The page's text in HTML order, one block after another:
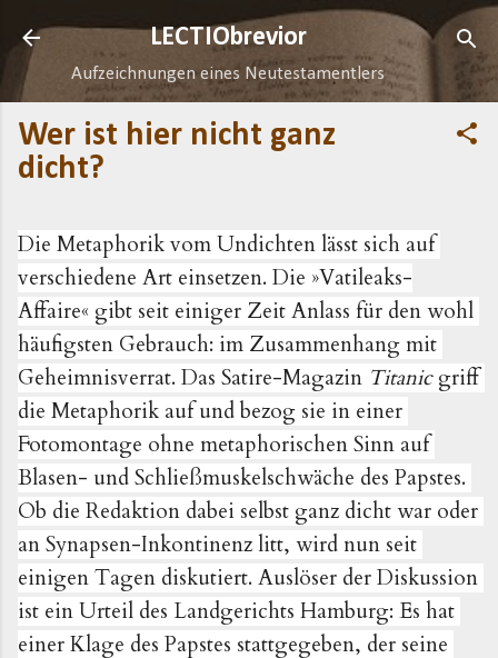
Direkt zum Hauptbereich
LECTIObrevior
Aufzeichnungen eines Neutestamentlers
Wer ist hier nicht ganz
dicht?
Die Metaphorik vom Undichten lässt sich auf
verschiedene Art einsetzen. Die »Vatileaks-
Affaire« gibt seit einiger Zeit Anlass für den wohl
häufigsten Gebrauch: im Zusammenhang mit
Geheimnisverrat. Das Satire-Magazin Titanic griff
die Metaphorik auf und bezog sie in einer
Fotomontage ohne metaphorischen Sinn auf
Blasen- und Schließmuskelschwäche des Papstes.
Ob die Redaktion dabei selbst ganz dicht war oder
an Synapsen-Inkontinenz litt, wird nun seit
einigen Tagen diskutiert. Auslöser der Diskussion
ist ein Urteil des Landgerichts Hamburg: Es hat
einer Klage des Papstes stattgegeben, der seine